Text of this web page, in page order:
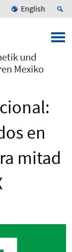
English
und
Mexiko
en
mitad